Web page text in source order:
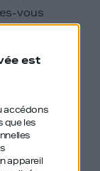
est
accédons
que les
appareil
vous
plus de
décisions